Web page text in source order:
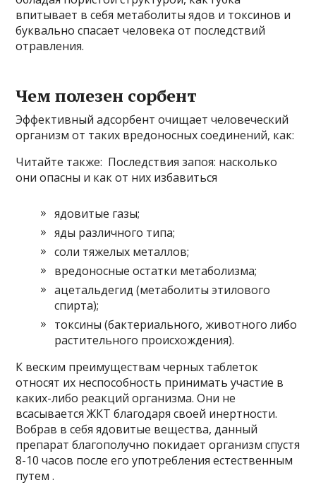
впитывает в себя метаболиты ядов и токсинов и
буквально спасает человека от последствий
отравления.
Чем полезен сорбент
Эффективный адсорбент очищает человеческий
организм от таких вредоносных соединений, как:
Читайте также: Последствия запоя: насколько
они опасны и как от них избавиться
ядовитые газы;
яды различного типа;
соли тяжелых металлов;
вредоносные остатки метаболизма;
ацетальдегид (метаболиты этилового
спирта);
токсины (бактериального, животного либо
растительного происхождения).
К веским преимуществам черных таблеток
относят их неспособность принимать участие в
каких-либо реакций организма. Они не
всасывается ЖКТ благодаря своей инертности.
Вобрав в себя ядовитые вещества, данный
препарат благополучно покидает организм спустя
8-10 часов после его употребления естественным
путем .